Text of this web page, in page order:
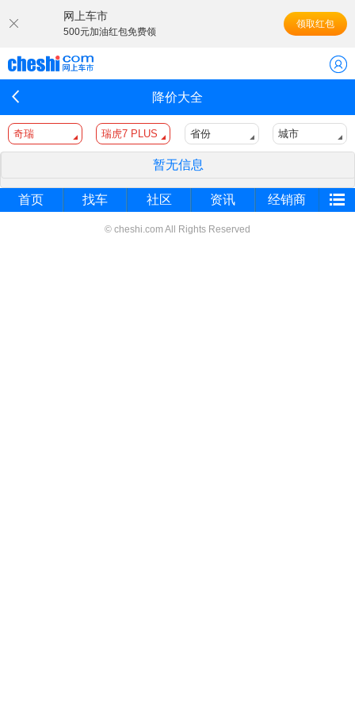
网上车市
500元加油红包免费领
领取红包
降价大全
奇瑞 瑞虎7 PLUS 省份 城市
暂无信息
首页 找车 社区 资讯 经销商
© cheshi.com All Rights Reserved